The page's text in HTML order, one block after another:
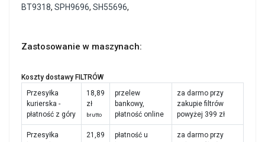
BT9318, SPH9696, SH55696,
Zastosowanie w maszynach:
Koszty dostawy FILTRÓW
Przesyłka
kurierska -
płatność z góry
18,89
zł
brutto
przelew
bankowy,
płatność online
za darmo przy
zakupie filtrów
powyżej 399 zł
Przesyłka
21,89
płatność u
za darmo przy